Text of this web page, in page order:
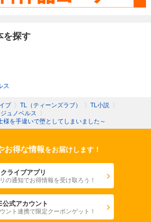
を探す
ス
ブ 〉 TL（ティーンズラブ） 〉 TL小説 〉
ュノベルス 〉
を手違いで堕としてしまいました～
お得な情報をお届けします！
ライブアプリ
の通知でお得情報を受け取ろう！
公式アカウント
ント連携で限定クーポンゲット！